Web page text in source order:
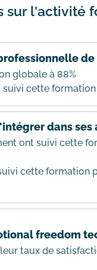
sur l'activité
globale à 88%
suivi cette formation
dans
ont suivi cette
cette
freedom
taux de